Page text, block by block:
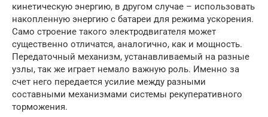
кинетическую энергию, в другом случае – использовать
накопленную энергию с батареи для режима ускорения.
Само строение такого электродвигателя может
существенно отличатся, аналогично, как и мощность.
Передаточный механизм, устанавливаемый на разные
узлы, так же играет немало важную роль. Именно за
счет него передается усилие между разными
составными механизмами системы рекуперативного
торможения.